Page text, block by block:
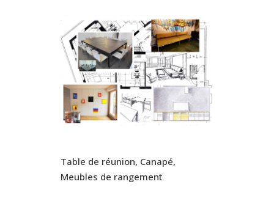
Table de réunion, Canapé,
Meubles de rangement